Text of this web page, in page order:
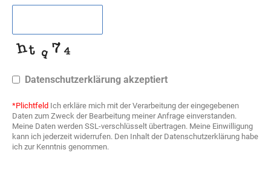
Datenschutzerklärung akzeptiert
*Plichtfeld Ich erkläre mich mit der Verarbeitung der eingegebenen
Daten zum Zweck der Bearbeitung meiner Anfrage einverstanden.
Meine Daten werden SSL-verschlüsselt übertragen. Meine Einwilligung
kann ich jederzeit widerrufen. Den Inhalt der Datenschutzerklärung habe
ich zur Kenntnis genommen.